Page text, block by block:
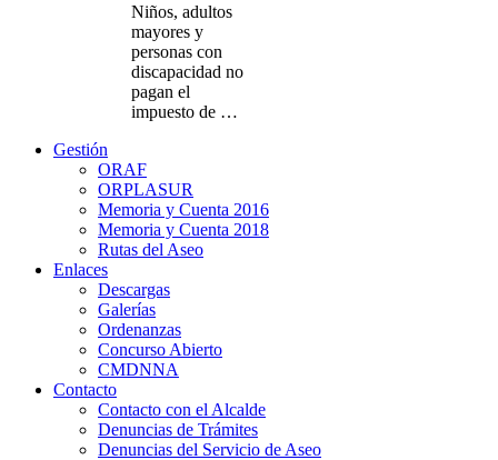
Niños, adultos
mayores y
personas con
discapacidad no
pagan el
impuesto de …
Gestión
ORAF
ORPLASUR
Memoria y Cuenta 2016
Memoria y Cuenta 2018
Rutas del Aseo
Enlaces
Descargas
Galerías
Ordenanzas
Concurso Abierto
CMDNNA
Contacto
Contacto con el Alcalde
Denuncias de Trámites
Denuncias del Servicio de Aseo